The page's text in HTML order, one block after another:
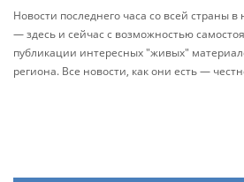
Новости последнего часа со всей страны
— здесь и сейчас с возможностью
публикации интересных "живых"
региона. Все новости, как они есть —